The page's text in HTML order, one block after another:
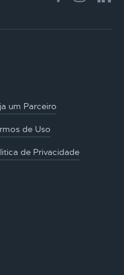
um Parceiro
de Uso
de Privacidade